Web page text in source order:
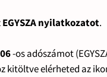
EGYSZA nyilatkozatot.
-os adószámot
kitöltve elérheted az